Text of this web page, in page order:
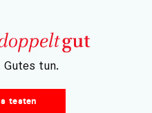
keinen Befehlen.
ostdeutschen ­Kirchen
und
und jüdische
Gutes tun.
testen